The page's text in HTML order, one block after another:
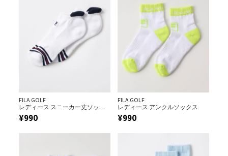
FILA GOLF
レディース スニーカー丈ソック
ス
¥990
FILA GOLF
レディース アンクルソックス
¥990